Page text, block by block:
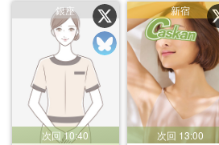
次回 10:40
銀座
次回 13:00
新宿